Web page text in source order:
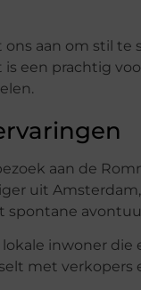
aan om stil te
is een prachtig
aan de
uit
spontane
lokale inwoner
met verkopers